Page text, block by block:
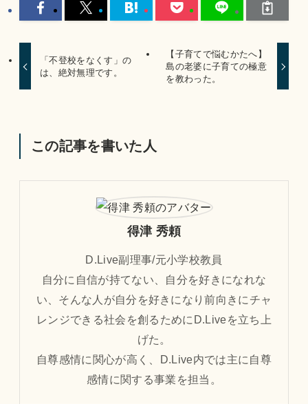
「不登校をなくす」の
は、絶対無理です。
【子育てで悩むかたへ】
島の老婆に子育ての極意
を教わった。
この記事を書いた人
得津 秀頼
D.Live副理事/元小学校教員
自分に自信が持てない、自分を好きになれな
い、そんな人が自分を好きになり前向きにチャ
レンジできる社会を創るためにD.Liveを立ち上
げた。
自尊感情に関心が高く、D.Live内では主に自尊
感情に関する事業を担当。